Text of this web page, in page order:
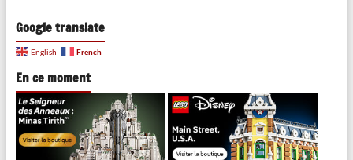
Google translate
English French
En ce moment